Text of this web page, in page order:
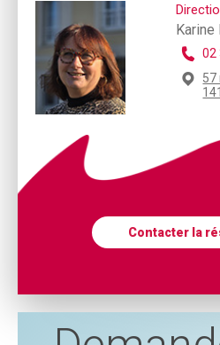
Karine
02
57
Contacter la